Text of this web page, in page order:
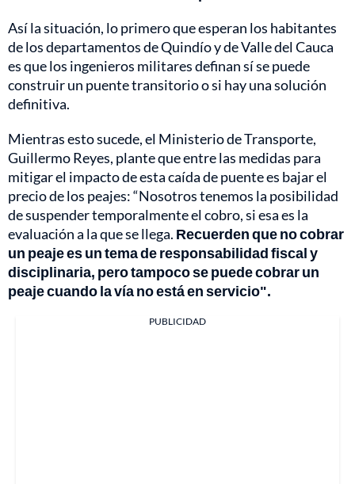
Así la situación, lo primero que esperan los habitantes
de los departamentos de Quindío y de Valle del Cauca
es que los ingenieros militares definan sí se puede
construir un puente transitorio o si hay una solución
definitiva.
Mientras esto sucede, el Ministerio de Transporte,
Guillermo Reyes, plante que entre las medidas para
mitigar el impacto de esta caída de puente es bajar el
precio de los peajes: “Nosotros tenemos la posibilidad
de suspender temporalmente el cobro, si esa es la
evaluación a la que se llega. Recuerden que no cobrar
un peaje es un tema de responsabilidad fiscal y
disciplinaria, pero tampoco se puede cobrar un
peaje cuando la vía no está en servicio".
PUBLICIDAD